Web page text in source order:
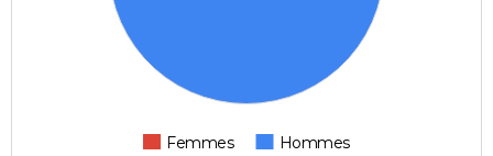
Femmes Hommes